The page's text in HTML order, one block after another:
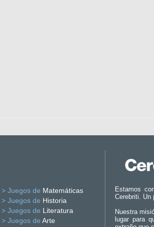
> Juegos de Matemáticas
> Juegos de Historia
> Juegos de Literatura
> Juegos de Arte
Estamos
Cerebriti. Un
Nuestra
lugar para